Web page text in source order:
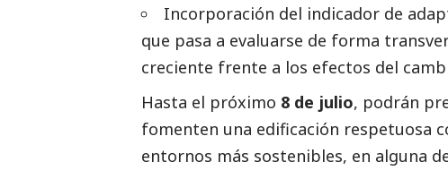
Incorporación del indicador de
que pasa a evaluarse de forma
creciente frente a los efectos del
Hasta el próximo 8 de julio, podrán
fomenten una edificación respetuosa
entornos más sostenibles, en alguna